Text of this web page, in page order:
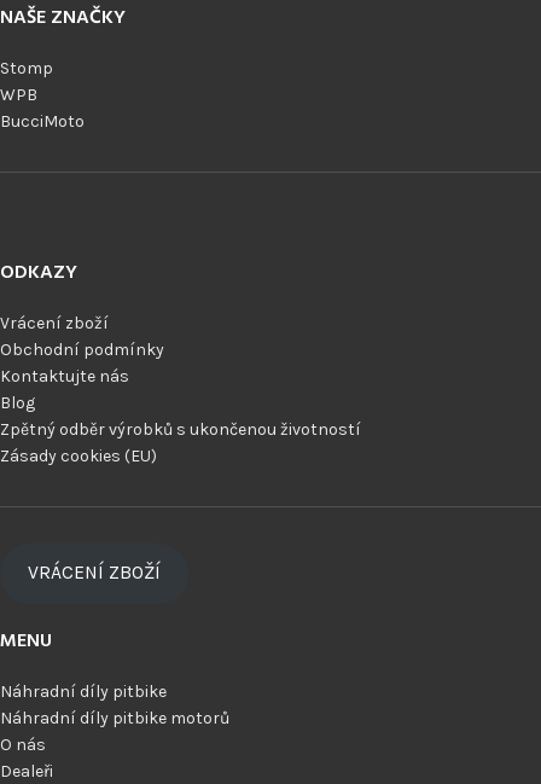
NAŠE ZNAČKY
Stomp
WPB
BucciMoto
ODKAZY
Vrácení zboží
Obchodní podmínky
Kontaktujte nás
Blog
Zpětný odběr výrobků s ukončenou životností
Zásady cookies (EU)
VRÁCENÍ ZBOŽÍ
MENU
Náhradní díly pitbike
Náhradní díly pitbike motorů
O nás
Dealeři